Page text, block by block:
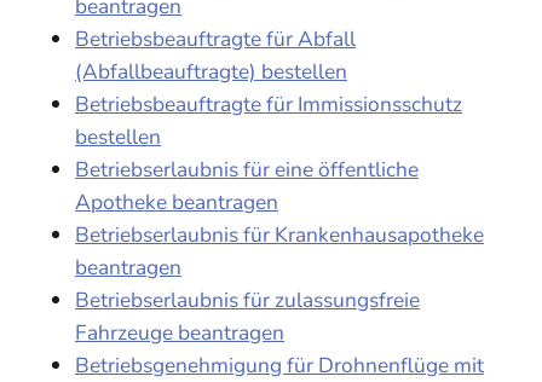
beantragen
Betriebsbeauftragte für Abfall
(Abfallbeauftragte) bestellen
Betriebsbeauftragte für Immissionsschutz
bestellen
Betriebserlaubnis für eine öffentliche
Apotheke beantragen
Betriebserlaubnis für Krankenhausapotheke
beantragen
Betriebserlaubnis für zulassungsfreie
Fahrzeuge beantragen
Betriebsgenehmigung für Drohnenflüge mit